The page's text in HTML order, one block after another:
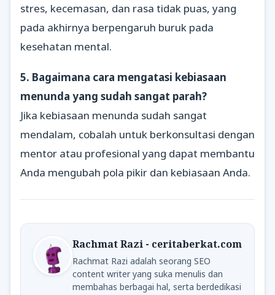
stres, kecemasan, dan rasa tidak puas, yang
pada akhirnya berpengaruh buruk pada
kesehatan mental.
5. Bagaimana cara mengatasi kebiasaan
menunda yang sudah sangat parah?
Jika kebiasaan menunda sudah sangat
mendalam, cobalah untuk berkonsultasi dengan
mentor atau profesional yang dapat membantu
Anda mengubah pola pikir dan kebiasaan Anda.
Rachmat Razi - ceritaberkat.com
Rachmat Razi adalah seorang SEO
content writer yang suka menulis dan
membahas berbagai hal, serta berdedikasi